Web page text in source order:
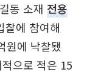
동 소재 전용
찰에 참여해
원에 낙찰됐
으로 적은 15